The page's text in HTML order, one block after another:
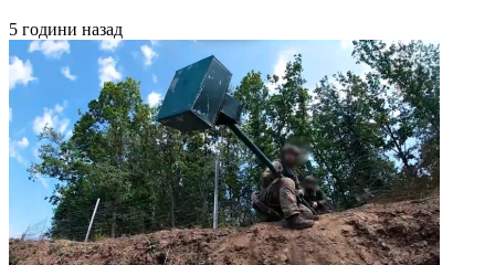
5 години назад